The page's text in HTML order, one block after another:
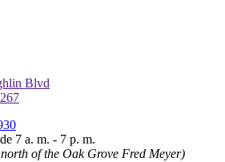
Blvd
7 a. m. - 7 p. m.
of the Oak Grove Fred Meyer)